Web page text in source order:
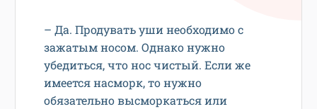
– Да. Продувать уши необходимо с
зажатым носом. Однако нужно
убедиться, что нос чистый. Если же
имеется насморк, то нужно
обязательно высморкаться или